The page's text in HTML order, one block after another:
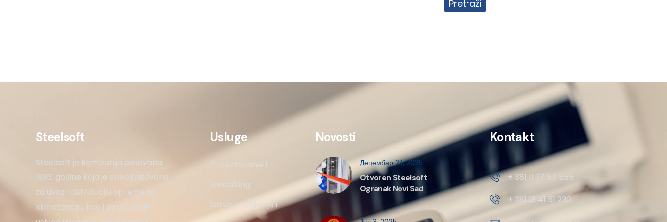
Pretraži
Steelsoft
Steelsoft je kompanija osnovana
1993. godine koja je specijalizovana
za uvoz i distribuciju opreme za
klimatizaciju, kao i za pružanje
Usluge
Projektovanje i
konsalting
Servis, izvodjenje i
Novosti
Децембар 23, 2025
Otvoren Steelsoft
Ogranak Novi Sad
Kontakt
+ 381 11 37 57 555
+ 381 18 41 51 230